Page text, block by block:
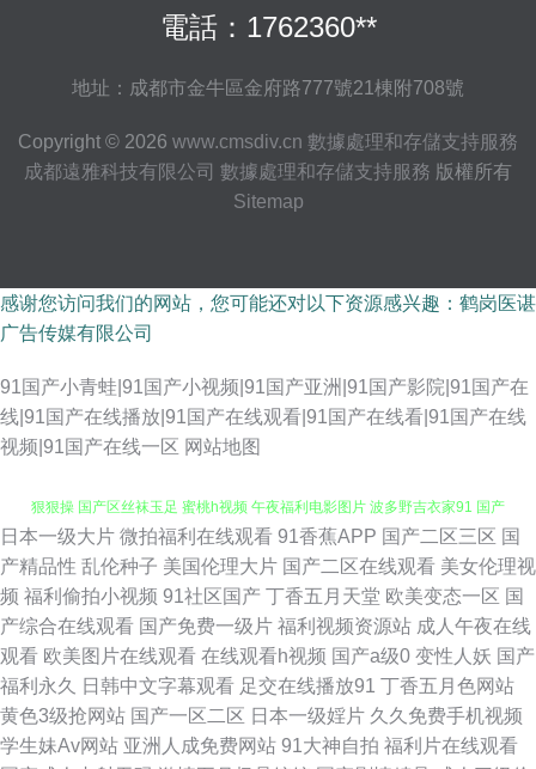
電話：1762360**
地址：成都市金牛區金府路777號21棟附708號
Copyright © 2026 www.cmsdiv.cn 數據處理和存儲支持服務
成都遠雅科技有限公司 數據處理和存儲支持服務 版權所有
Sitemap
感谢您访问我们的网站，您可能还对以下资源感兴趣：鹤岗医谌
广告传媒有限公司
91国产小青蛙|91国产小视频|91国产亚洲|91国产影院|91国产在
线|91国产在线播放|91国产在线观看|91国产在线看|91国产在线
视频|91国产在线一区 网站地图
伊人在线视频 日韩成人午夜 国产精品线路一 日韩新网片 伊人91福利 97超碰
狠狠操 国产区丝袜玉足 蜜桃h视频 午夜福利电影图片 波多野吉衣家91 国产
av自拍资源 老司机91在线 深夜啪啪网址 91蜜桃做爱视频 东京热黑丝 美女
黄色网 午夜福利入口 wwwAV资源网 激情色图日韩 日本成人A片网 亚洲欧美
日本一级大片 微拍福利在线观看 91香蕉APP 国产二区三区 国
产精品性 乱伦种子 美国伦理大片 国产二区在线观看 美女伦理视
频 福利偷拍小视频 91社区国产 丁香五月天堂 欧美变态一区 国
产综合在线观看 国产免费一级片 福利视频资源站 成人午夜在线
观看 欧美图片在线观看 在线观看h视频 国产a级0 变性人妖 国产
福利永久
日韩中文字幕观看 足交在线播放91 丁香五月色网站
黄色3级抢网站 国产一区二区 日本一级婬片 久久免费手机视频
学生妹Av网站 亚洲人成免费网站 91大神自拍 福利片在线观看